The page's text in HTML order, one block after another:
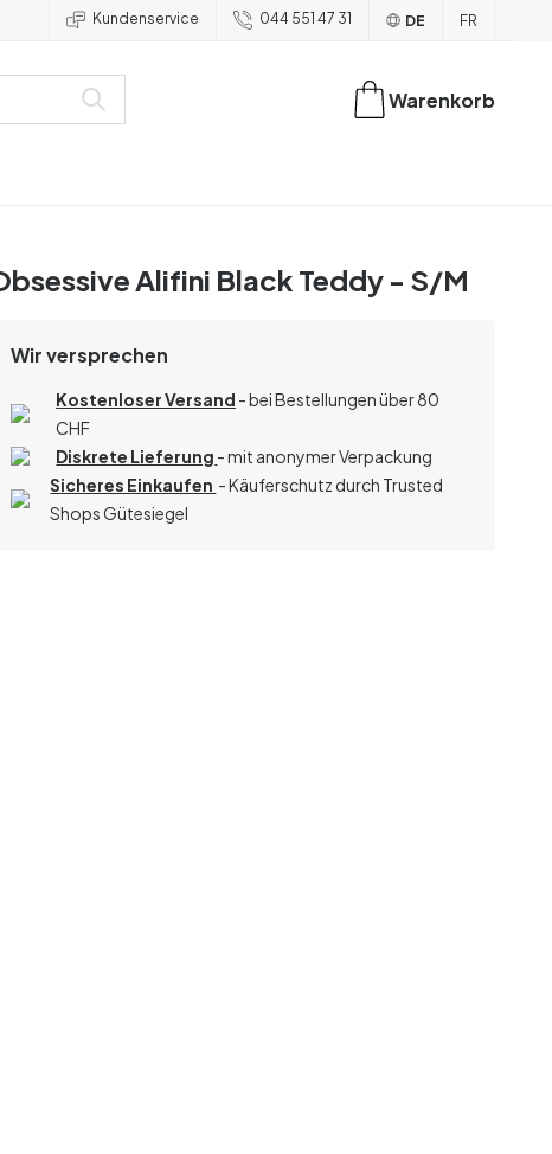
Kundenservice 044 551 47 31 DE FR
Warenkorb
Alifini Black Teddy - S/M
Wir versprechen
Kostenloser Versand - bei Bestellungen über 80
CHF
Diskrete Lieferung - mit anonymer Verpackung
Sicheres Einkaufen - Käuferschutz durch Trusted
Shops Gütesiegel